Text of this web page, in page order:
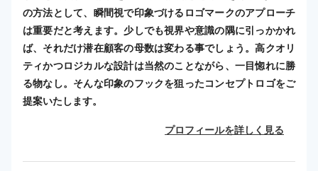
の方法として、瞬間視で印象づけるロゴマークのアプローチ
は重要だと考えます。少しでも視界や意識の隅に引っかかれ
ば、それだけ潜在顧客の母数は変わる事でしょう。高クオリ
ティかつロジカルな設計は当然のことながら、一目惚れに勝
る物なし。そんな印象のフックを狙ったコンセプトロゴをご
提案いたします。
プロフィールを詳しく見る